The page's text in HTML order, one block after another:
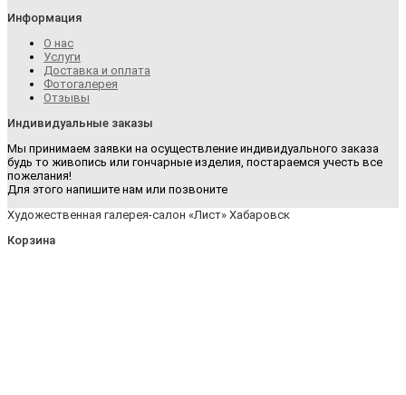
Информация
О нас
Услуги
Доставка и оплата
Фотогалерея
Отзывы
Индивидуальные заказы
Мы принимаем заявки на осуществление индивидуального заказа
будь то живопись или гончарные изделия, постараемся учесть все
пожелания!
Для этого напишите нам или позвоните
Художественная галерея-салон «Лист» Хабаровск
Корзина